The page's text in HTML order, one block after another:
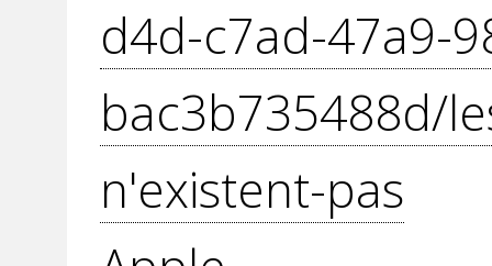
d4d-c7ad-47a9-
bac3b735488d/
n'existent-pas